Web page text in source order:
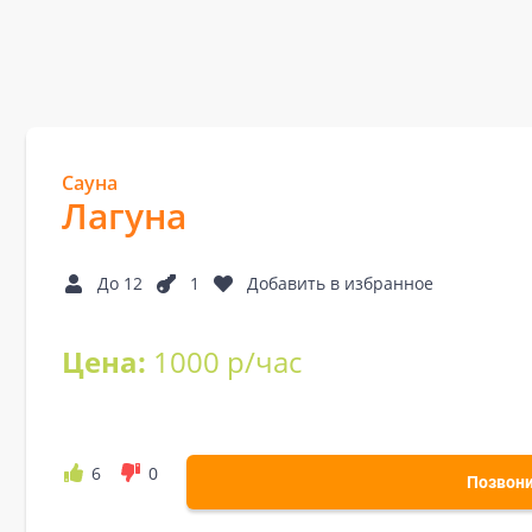
Сауна
Лагуна
До 12 1 Добавить в избранное
Цена: 1000 р/час
6 0